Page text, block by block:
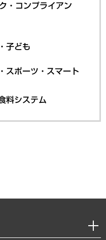
・コンプライアン
子ども
スポーツ・スマート
料システム